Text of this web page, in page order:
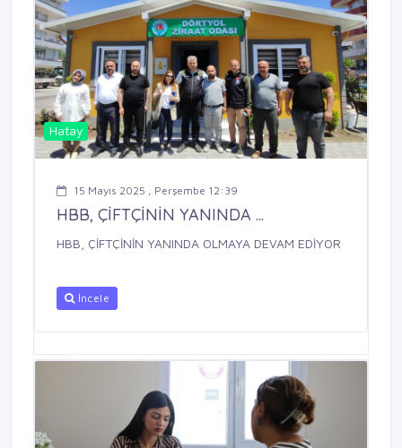
Hatay
15 Mayıs 2025 , Perşembe 12:39
HBB, ÇİFTÇİNİN YANINDA ...
HBB, ÇİFTÇİNİN YANINDA OLMAYA DEVAM EDİYOR
İncele